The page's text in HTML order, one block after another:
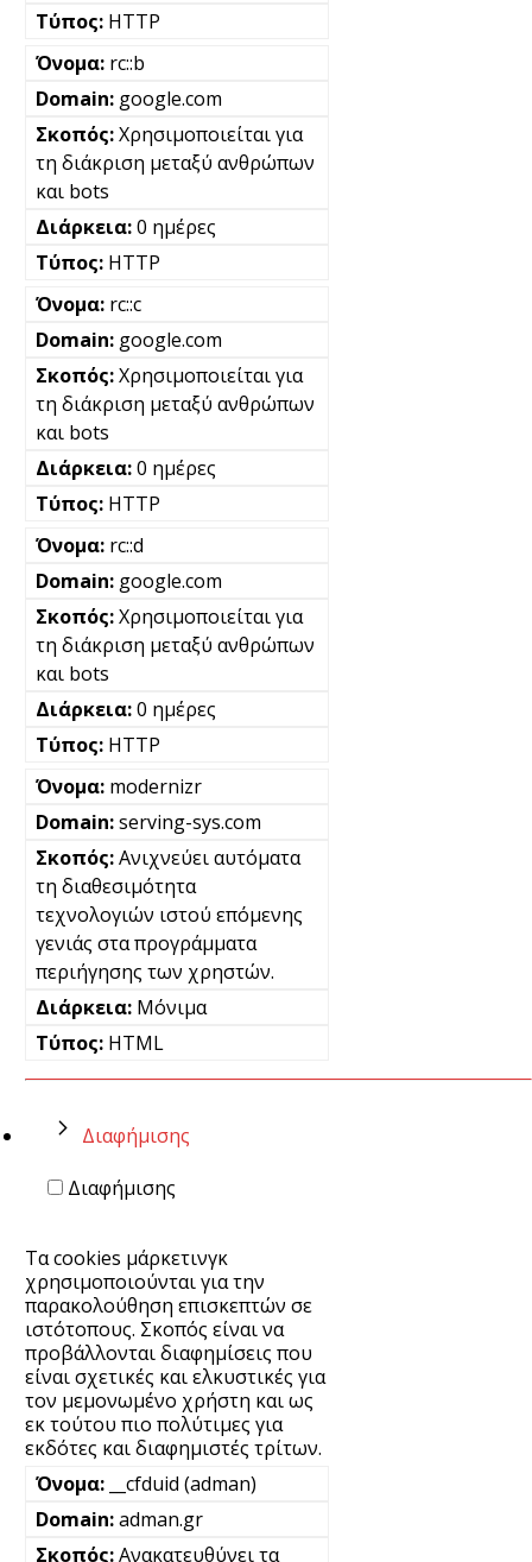
HTTP
rc::b
google.com
Χρησιμοποιείται για
τη διάκριση μεταξύ ανθρώπων
και bots
0 ημέρες
HTTP
rc::c
google.com
Χρησιμοποιείται για
τη διάκριση μεταξύ ανθρώπων
και bots
0 ημέρες
HTTP
rc::d
google.com
Χρησιμοποιείται για
τη διάκριση μεταξύ ανθρώπων
και bots
0 ημέρες
HTTP
modernizr
serving-sys.com
Ανιχνεύει αυτόματα
τη διαθεσιμότητα
τεχνολογιών ιστού επόμενης
γενιάς στα προγράμματα
περιήγησης των χρηστών.
Μόνιμα
HTML
Διαφήμισης
Διαφήμισης
Τα cookies μάρκετινγκ
χρησιμοποιούνται για την
παρακολούθηση επισκεπτών σε
ιστότοπους. Σκοπός είναι να
προβάλλονται διαφημίσεις που
είναι σχετικές και ελκυστικές για
τον μεμονωμένο χρήστη και ως
εκ τούτου πιο πολύτιμες για
εκδότες και διαφημιστές τρίτων.
__cfduid (adman)
adman.gr
Ανακατευθύνει τα